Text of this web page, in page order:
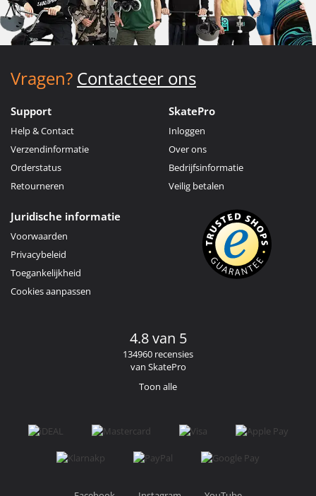
Vragen? Contacteer ons
Support
Help & Contact
Verzendinformatie
Orderstatus
Retourneren
SkatePro
Inloggen
Over ons
Bedrijfsinformatie
Veilig betalen
Juridische informatie
Voorwaarden
Privacybeleid
Toegankelijkheid
Cookies aanpassen
4.8 van 5
134960 recensies
van SkatePro
Toon alle